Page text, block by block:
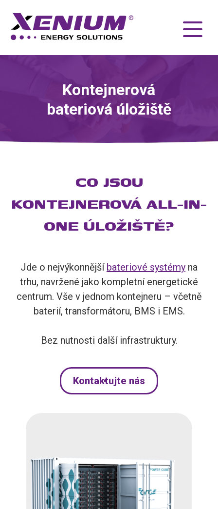
Kontejnerová
bateriová úložiště
CO JSOU
KONTEJNEROVÁ ALL-IN-
ONE ÚLOŽIŠTĚ?
Jde o nejvýkonnější bateriové systémy na
trhu, navržené jako kompletní energetické
centrum. Vše v jednom kontejneru – včetně
baterií, transformátoru, BMS i EMS.
Bez nutnosti další infrastruktury.
Kontaktujte nás